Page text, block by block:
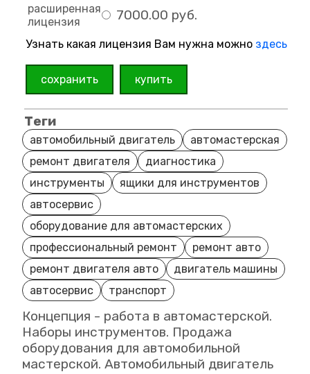
расширенная
лицензия
7000.00 руб.
Узнать какая лицензия Вам нужна можно здесь
сохранить купить
Теги
автомобильный двигатель
автомастерская
ремонт двигателя
диагностика
инструменты
ящики для инструментов
автосервис
оборудование для автомастерских
профессиональный ремонт
ремонт авто
ремонт двигателя авто
двигатель машины
автосервис
транспорт
Концепция - работа в автомастерской.
Наборы инструментов. Продажа
оборудования для автомобильной
мастерской. Автомобильный двигатель